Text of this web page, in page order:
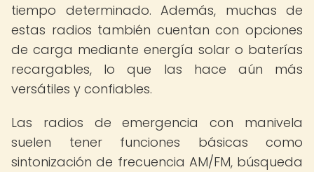
tiempo determinado. Además, muchas de
estas radios también cuentan con opciones
de carga mediante energía solar o baterías
recargables, lo que las hace aún más
versátiles y confiables.
Las radios de emergencia con manivela
suelen tener funciones básicas como
sintonización de frecuencia AM/FM, búsqueda